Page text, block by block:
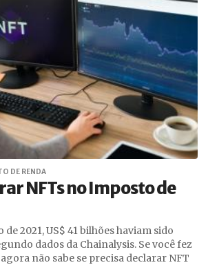
DE RENDA
NFTs no Imposto de
de 2021, US$ 41 bilhões haviam sido
dados da Chainalysis. Se você fez
não sabe se precisa declarar NFT